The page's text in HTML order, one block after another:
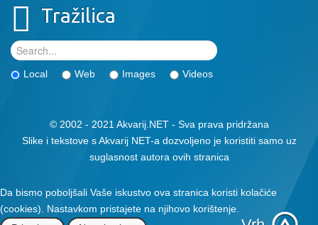
Tražilica
Local Web Images Videos
© 2002 - 2021 Akvarij.NET - Sva prava pridržana
Slike i tekstove s Akvarij NET-a dozvoljeno je koristiti samo uz
suglasnost autora ovih stranica
Da bismo poboljšali Vaše iskustvo ova stranica koristi kolačiće
(cookies). Nastavkom pristajete na njihovo korištenje.